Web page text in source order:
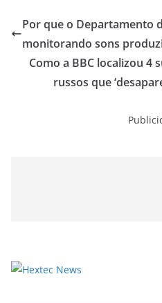
Por que o Departamento
monitorando sons
Como a BBC localizou 4
russos que